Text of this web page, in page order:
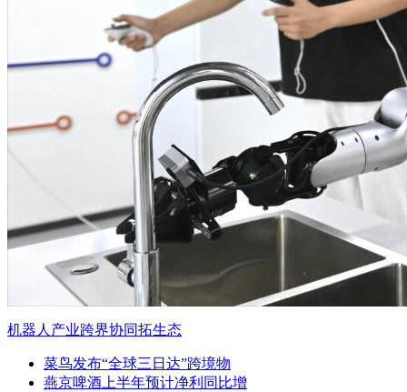
机器人产业跨界协同拓生态
菜鸟发布“全球三日达”跨境物
燕京啤酒上半年预计净利同比增